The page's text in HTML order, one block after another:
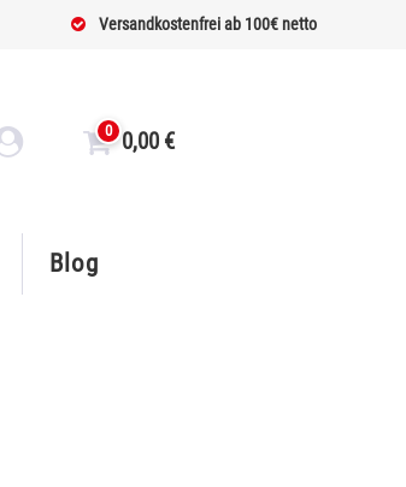
Versandkostenfrei ab 100€ netto
0 0,00 €
Blog